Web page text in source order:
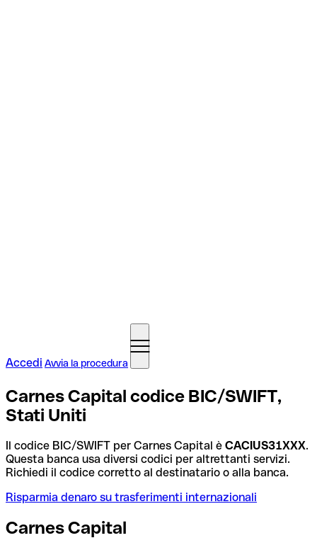
Accedi Avvia la procedura
Carnes Capital codice BIC/SWIFT,
Stati Uniti
Il codice BIC/SWIFT per Carnes Capital è CACIUS31XXX.
Questa banca usa diversi codici per altrettanti servizi.
Richiedi il codice corretto al destinatario o alla banca.
Risparmia denaro su trasferimenti internazionali
Carnes Capital